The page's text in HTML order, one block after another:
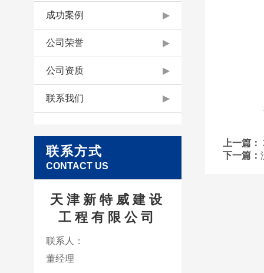
成功案例 ▶
公司荣誉 ▶
公司资质 ▶
联系我们 ▶
联系方式
CONTACT US
天津新特威建设
工程有限公司
联系人：
董经理
上一篇：
下一篇：